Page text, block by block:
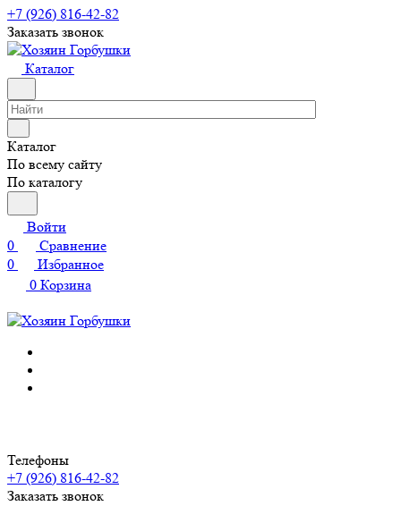
+7 (926) 816-42-82
Заказать звонок
Каталог
Каталог
По всему сайту
По каталогу
Войти
0
Сравнение
0
Избранное
0 Корзина
Телефоны
+7 (926) 816-42-82
Заказать звонок